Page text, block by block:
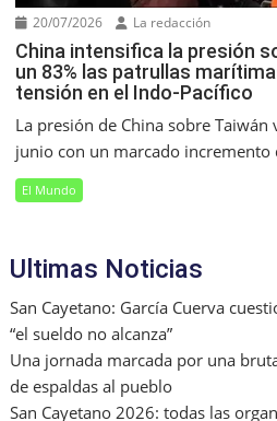
20/07/2026 La redacción
China intensifica la presión
un 83% las patrullas
tensión en el Indo-Pacífico
La presión de China sobre
junio con un marcado incremento
El Mundo
Ultimas Noticias
San Cayetano: García Cuerva
“el sueldo no alcanza”
Una jornada marcada por una
de espaldas al pueblo
San Cayetano 2026: todas las